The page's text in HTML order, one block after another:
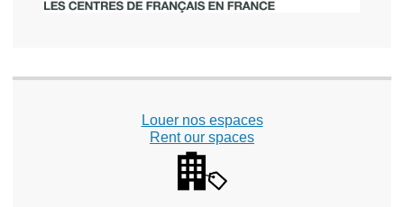
Louer nos espaces
Rent our spaces